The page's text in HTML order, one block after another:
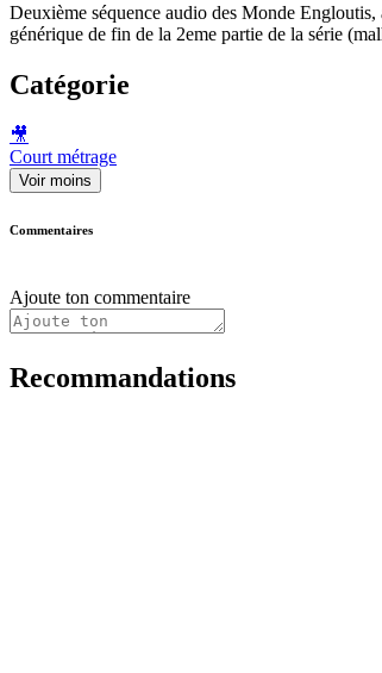
Deuxième séquence audio des Monde
générique de fin de la 2eme partie de la série
Catégorie
🎥
Court métrage
Voir moins
Commentaires
Ajoute ton commentaire
Recommandations